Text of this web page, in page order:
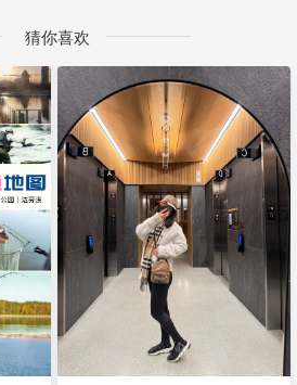
猜你喜欢